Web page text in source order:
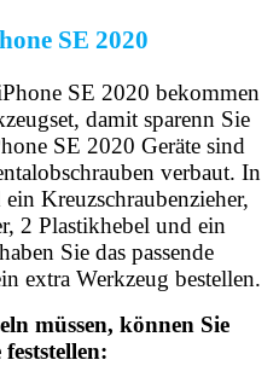
SE 2020
SE 2020 bekommen
damit sparenn Sie
SE 2020 Geräte sind
verbaut. In
Kreuzschraubenzieher,
2 Plastikhebel und ein
Sie das passende
extra Werkzeug bestellen.
müssen, können Sie